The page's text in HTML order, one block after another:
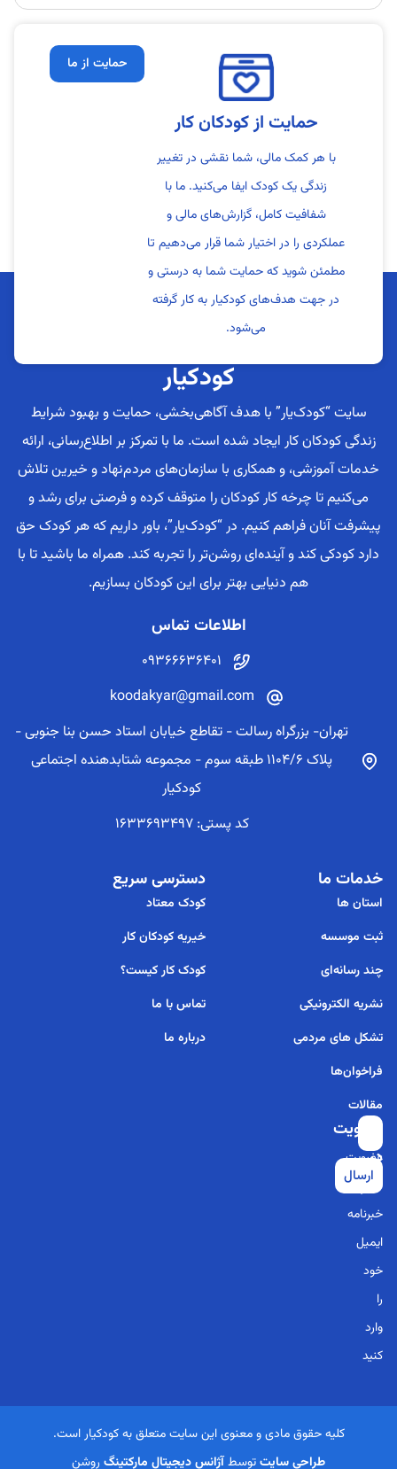
حمایت از کودکان کار
با هر کمک مالی، شما نقشی در تغییر
زندگی یک کودک ایفا می‌کنید. ما با
شفافیت کامل، گزارش‌های مالی و
عملکردی را در اختیار شما قرار می‌دهیم تا
مطمئن شوید که حمایت شما به درستی و
در جهت هدف‌های کودکیار به کار گرفته
می‌شود.
حمایت از ما
کودکیار
سایت “کودک‌یار” با هدف آگاهی‌بخشی، حمایت و بهبود شرایط
زندگی کودکان کار ایجاد شده است. ما با تمرکز بر اطلاع‌رسانی، ارائه
خدمات آموزشی، و همکاری با سازمان‌های مردم‌نهاد و خیرین تلاش
می‌کنیم تا چرخه کار کودکان را متوقف کرده و فرصتی برای رشد و
پیشرفت آنان فراهم کنیم. در “کودک‌یار”، باور داریم که هر کودک حق
دارد کودکی کند و آینده‌ای روشن‌تر را تجربه کند. همراه ما باشید تا با
هم دنیایی بهتر برای این کودکان بسازیم.
اطلاعات تماس
09366636401
koodakyar@gmail.com
تهران- بزرگراه رسالت - تقاطع خیابان استاد حسن بنا جنوبی -
پلاک 1104/6 طبقه سوم - مجموعه شتابدهنده اجتماعی
کودکیار
کد پستی: 1633693497
خدمات ما
استان ها
ثبت موسسه
چند رسانه‌ای
نشریه الکترونیکی
تشکل های مردمی
فراخوان‌ها
مقالات
دسترسی سریع
کودک معتاد
خیریه کودکان کار
کودک کار کیست؟
تماس با ما
درباره ما
عضویت
در
خبرنامه
برای
عضویت
در
خبرنامه
ایمیل
خود
را
وارد
کنید
ارسال
کلیه حقوق مادی و معنوی این سایت متعلق به کودکیار است.
طراحی سایتتوسطآژانس دیجیتال مارکتینگ روشن